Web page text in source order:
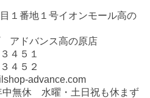
１番地１号イオンモール高の
アドバンス高の原店
４５１
４５２
advance.com
無休 水曜・土日祝も休まず